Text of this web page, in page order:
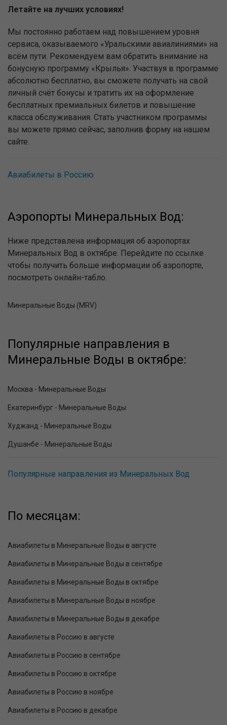
Летайте на лучших условиях!
Мы постоянно работаем над повышением уровня
сервиса, оказываемого «Уральскими авиалиниями» на
всём пути. Рекомендуем вам обратить внимание на
бонусную программу «Крылья». Участвуя в программе
абсолютно бесплатно, вы сможете получать на свой
личный счёт бонусы и тратить их на оформление
бесплатных премиальных билетов и повышение
класса обслуживания. Стать участником программы
вы можете прямо сейчас, заполнив форму на нашем
сайте.
Авиабилеты в Россию
Аэропорты Минеральных Вод:
Ниже представлена информация об аэропортах
Минеральных Вод в октябре. Перейдите по ссылке
чтобы получить больше информации об аэропорте,
посмотреть онлайн-табло.
Минеральные Воды (MRV)
Популярные направления в
Минеральные Воды в октябре:
Москва - Минеральные Воды
Екатеринбург - Минеральные Воды
Худжанд - Минеральные Воды
Душанбе - Минеральные Воды
Популярные направления из Минеральных Вод
По месяцам:
Авиабилеты в Минеральные Воды в августе
Авиабилеты в Минеральные Воды в сентябре
Авиабилеты в Минеральные Воды в октябре
Авиабилеты в Минеральные Воды в ноябре
Авиабилеты в Минеральные Воды в декабре
Авиабилеты в Россию в августе
Авиабилеты в Россию в сентябре
Авиабилеты в Россию в октябре
Авиабилеты в Россию в ноябре
Авиабилеты в Россию в декабре